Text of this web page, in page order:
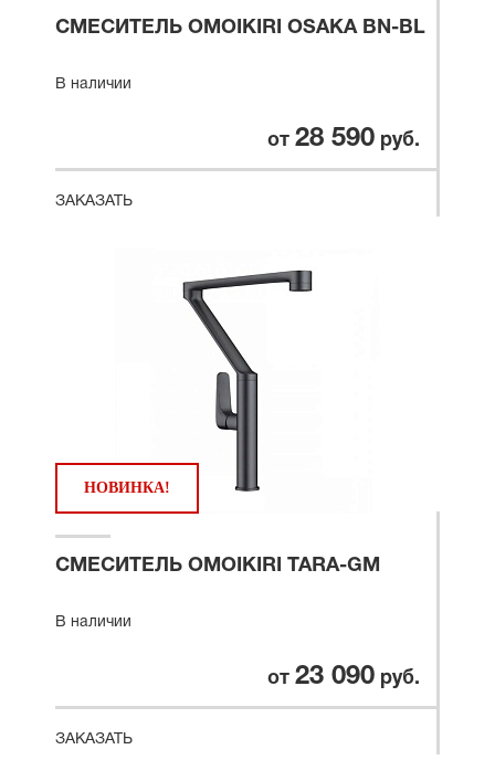
СМЕСИТЕЛЬ OMOIKIRI OSAKA BN-BL
В наличии
от 28 590 руб.
ЗАКАЗАТЬ
НОВИНКА!
СМЕСИТЕЛЬ OMOIKIRI TARA-GM
В наличии
от 23 090 руб.
ЗАКАЗАТЬ